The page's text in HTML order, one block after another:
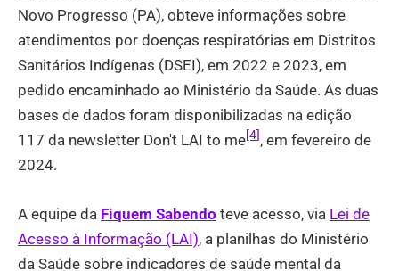
Novo Progresso (PA), obteve informações sobre
atendimentos por doenças respiratórias em Distritos
Sanitários Indígenas (DSEI), em 2022 e 2023, em
pedido encaminhado ao Ministério da Saúde. As duas
bases de dados foram disponibilizadas na edição
117 da newsletter Don't LAI to me[4], em fevereiro de
2024.
A equipe da Fiquem Sabendo teve acesso, via Lei de
Acesso à Informação (LAI), a planilhas do Ministério
da Saúde sobre indicadores de saúde mental da